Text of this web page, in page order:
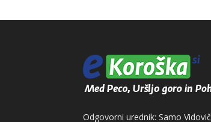
Odgovorni urednik: Samo Vidovič